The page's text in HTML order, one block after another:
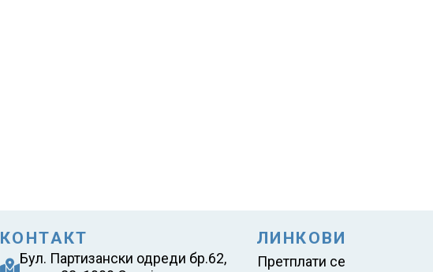
КОНТАКТ
Бул. Партизански одреди бр.62,
ЛИНКОВИ
Претплати се